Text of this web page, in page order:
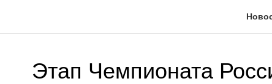
Этап Чемпионата